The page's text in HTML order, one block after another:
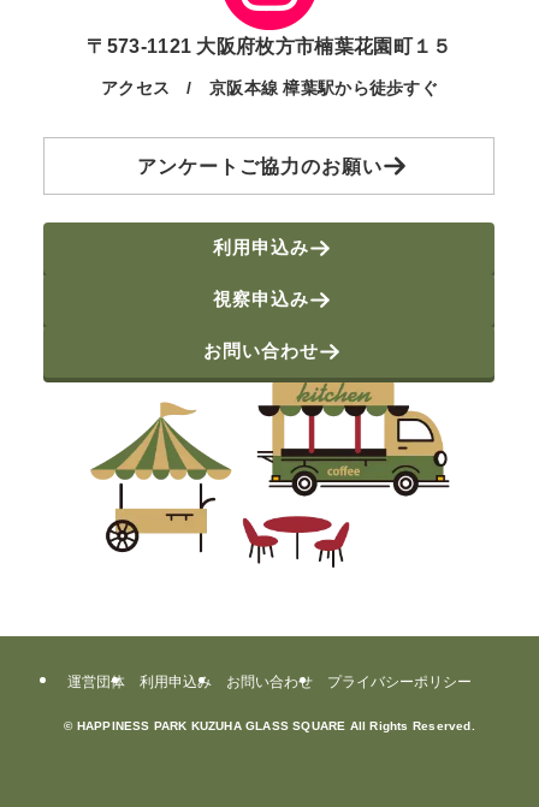
〒573-1121 大阪府枚方市楠葉花園町１５
アクセス / 京阪本線 樟葉駅から徒歩すぐ
アンケートご協力のお願い
利用申込み
視察申込み
お問い合わせ
運営団体 利用申込み お問い合わせ プライバシーポリシー
©HAPPINESS PARK KUZUHA GLASS SQUARE All Rights Reserved.